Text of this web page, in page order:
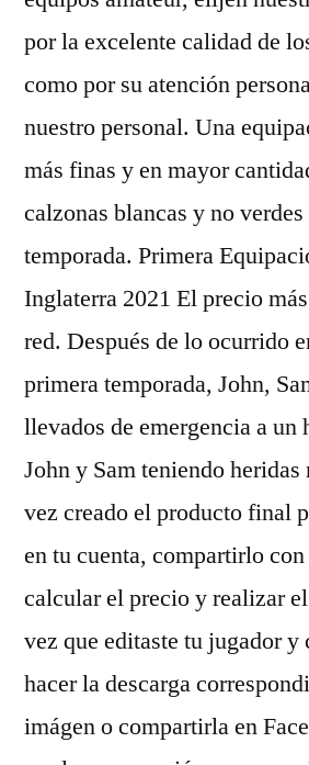
por la excelente calidad de
como por su atención
nuestro personal. Una
más finas y en mayor
calzonas blancas y no
temporada. Primera
Inglaterra 2021 El precio
red. Después de lo ocurrido
primera temporada, John,
llevados de emergencia a un
John y Sam teniendo
vez creado el producto final
en tu cuenta, compartirlo
calcular el precio y realizar
vez que editaste tu jugador y
hacer la descarga
imágen o compartirla en